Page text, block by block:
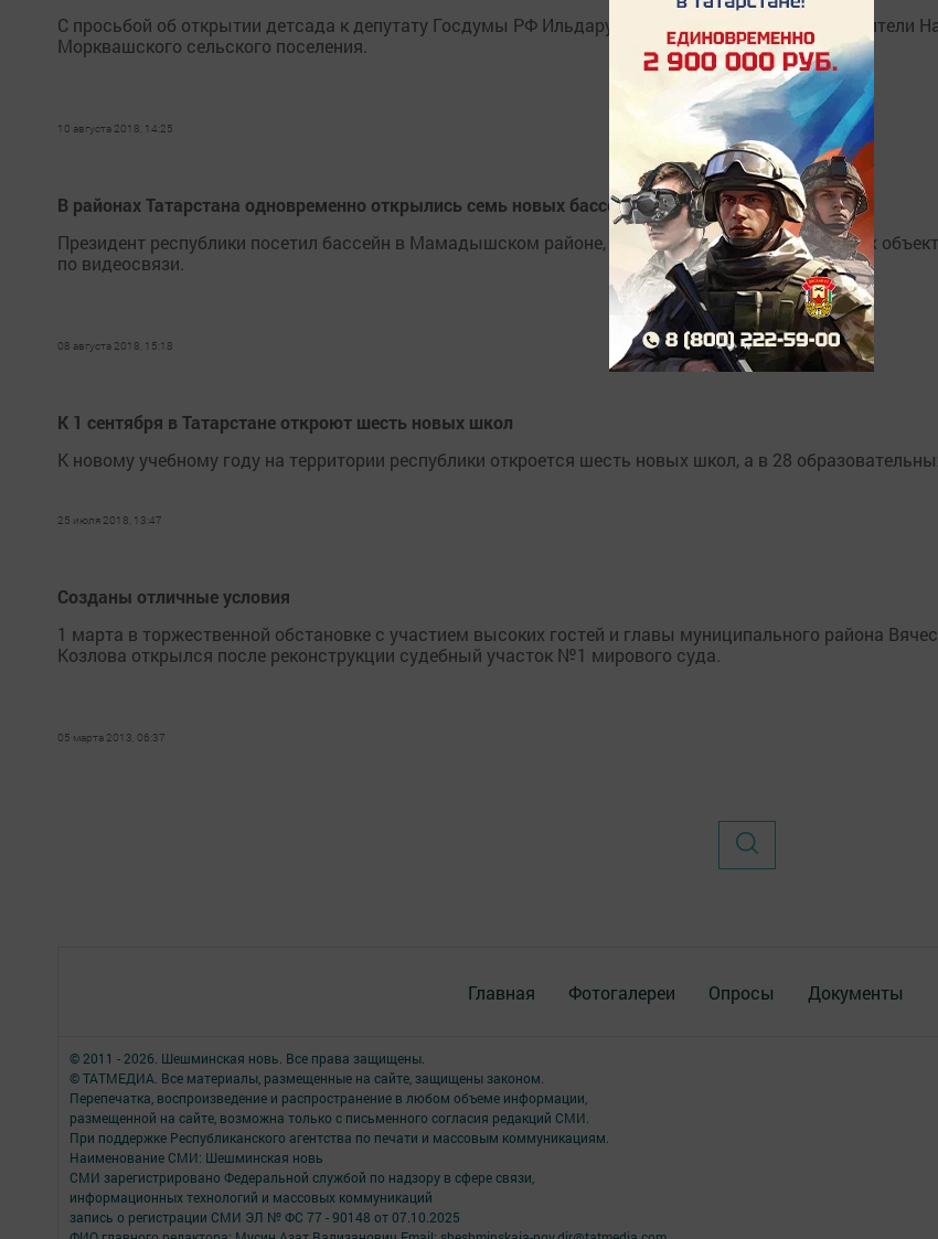
С просьбой об открытии детсада к депутату Госдумы РФ Ильдару Гильмутдинову обратились жители
Морквашского сельского поселения.
10 августа 2018, 14:25
В районах Татарстана одновременно открылись семь новых бассейнов
Президент республики посетил бассейн в Мамадышском районе, а еще шесть новых спортивных
по видеосвязи.
08 августа 2018, 15:18
К 1 сентября в Татарстане откроют шесть новых школ
К новому учебному году на территории республики откроется шесть новых школ, а в 28
25 июля 2018, 13:47
Созданы отличные условия
1 марта в торжественной обстановке с участием высоких гостей и главы муниципального района
Козлова открылся после реконструкции судебный участок №1 мирового суда.
05 марта 2013, 06:37
Главная Фотогалереи Опросы Документы
© 2011 - 2026. Шешминская новь. Все права защищены.
© ТАТМЕДИА. Все материалы, размещенные на сайте, защищены законом.
Перепечатка, воспроизведение и распространение в любом объеме информации,
размещенной на сайте, возможна только с письменного согласия редакций СМИ.
При поддержке Республиканского агентства по печати и массовым коммуникациям.
Наименование СМИ: Шешминская новь
СМИ зарегистрировано Федеральной службой по надзору в сфере связи,
информационных технологий и массовых коммуникаций
запись о регистрации СМИ ЭЛ № ФС 77 - 90148 от 07.10.2025